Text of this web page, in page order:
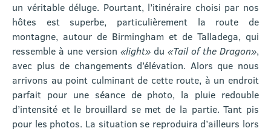
un véritable déluge. Pourtant, l’itinéraire choisi par nos
hôtes est superbe, particulièrement la route de
montagne, autour de Birmingham et de Talladega, qui
ressemble à une version «light» du «Tail of the Dragon»,
avec plus de changements d’élévation. Alors que nous
arrivons au point culminant de cette route, à un endroit
parfait pour une séance de photo, la pluie redouble
d’intensité et le brouillard se met de la partie. Tant pis
pour les photos. La situation se reproduira d’ailleurs lors